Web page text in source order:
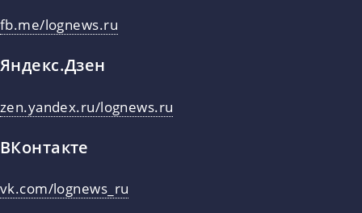
fb.me/lognews.ru
Яндекс.Дзен
zen.yandex.ru/lognews.ru
ВКонтакте
vk.com/lognews_ru